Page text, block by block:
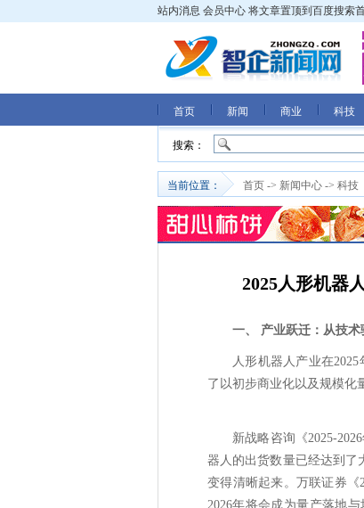
站内消息 会员中心 将文章置顶到百度搜索
首页 新闻 商业 科技
搜索：
当前位置： 首页 -> 新闻中心 -> 科技
2025人形机器
一、 产业跃迁：从技
人形机器人产业在
了以初步商业化以及规模化
新战略咨询《2025-
器人的出货数量已经达到了
变得清晰起来。万联证券《
2026年将会成为量产落地